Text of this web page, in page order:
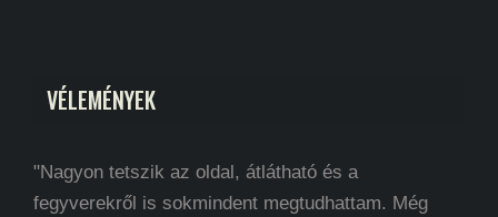
VÉLEMÉNYEK
"Nagyon tetszik az oldal, átlátható és a
fegyverekről is sokmindent megtudhattam. Még